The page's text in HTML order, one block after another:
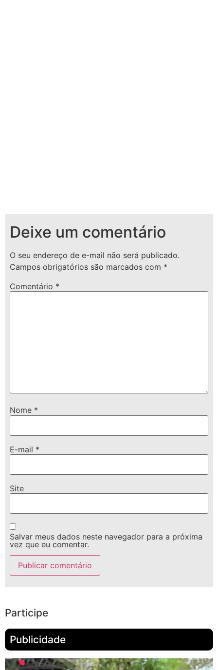
Deixe um comentário
O seu endereço de e-mail não será publicado.
Campos obrigatórios são marcados com *
Comentário *
Nome *
E-mail *
Site
Salvar meus dados neste navegador para a próxima
vez que eu comentar.
Participe
Publicidade